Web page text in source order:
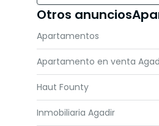
Otros
Apartamentos
Apartamento en venta
Haut Founty
Inmobiliaria Agadir